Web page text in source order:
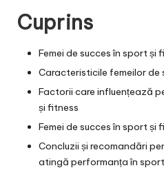
Cuprins
Femei de succes în sport și
Caracteristicile femeilor de
Factorii care influențează
și fitness
Femei de succes în sport și
Concluzii și recomandări
atingă performanța în